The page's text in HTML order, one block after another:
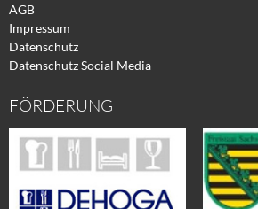
AGB
Impressum
Datenschutz
Datenschutz Social Media
FÖRDERUNG